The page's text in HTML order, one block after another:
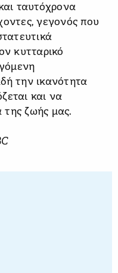
ταυτόχρονα
γεγονός που
κυτταρικό
την ικανότητα
και να
της ζωής μας.